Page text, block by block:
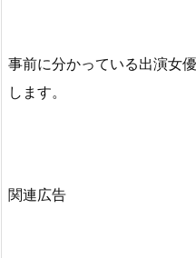
事前に分かっている出演女
します。
関連広告